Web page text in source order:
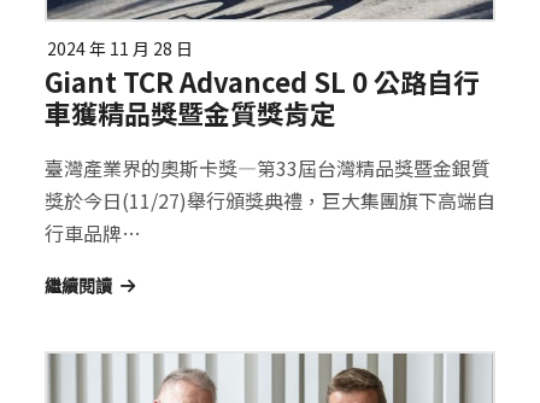
2024 年 11 月 28 日
Giant TCR Advanced SL 0 公路自行
車獲精品獎暨金質獎肯定
臺灣產業界的奧斯卡獎—第33屆台灣精品獎暨金銀質
獎於今日(11/27)舉行頒獎典禮，巨大集團旗下高端自
行車品牌…
繼續閱讀